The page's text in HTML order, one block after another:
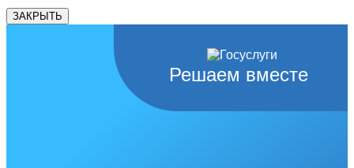
ЗАКРЫТЬ
Решаем вместе